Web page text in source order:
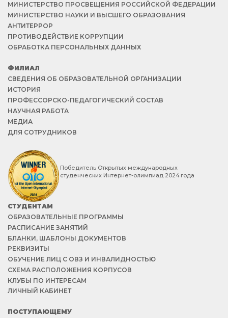
МИНИСТЕРСТВО ПРОСВЕЩЕНИЯ РОССИЙСКОЙ ФЕДЕРАЦИИ
МИНИСТЕРСТВО НАУКИ И ВЫСШЕГО ОБРАЗОВАНИЯ
АНТИТЕРРОР
ПРОТИВОДЕЙСТВИЕ КОРРУПЦИИ
ОБРАБОТКА ПЕРСОНАЛЬНЫХ ДАННЫХ
ФИЛИАЛ
СВЕДЕНИЯ ОБ ОБРАЗОВАТЕЛЬНОЙ ОРГАНИЗАЦИИ
ИСТОРИЯ
ПРОФЕССОРСКО-ПЕДАГОГИЧЕСКИЙ СОСТАВ
НАУЧНАЯ РАБОТА
МЕДИА
ДЛЯ СОТРУДНИКОВ
Победитель Открытых международных
студенческих Интернет-олимпиад 2024 года
СТУДЕНТАМ
ОБРАЗОВАТЕЛЬНЫЕ ПРОГРАММЫ
РАСПИСАНИЕ ЗАНЯТИЙ
БЛАНКИ, ШАБЛОНЫ ДОКУМЕНТОВ
РЕКВИЗИТЫ
ОБУЧЕНИЕ ЛИЦ С ОВЗ И ИНВАЛИДНОСТЬЮ
СХЕМА РАСПОЛОЖЕНИЯ КОРПУСОВ
КЛУБЫ ПО ИНТЕРЕСАМ
ЛИЧНЫЙ КАБИНЕТ
ПОСТУПАЮЩЕМУ